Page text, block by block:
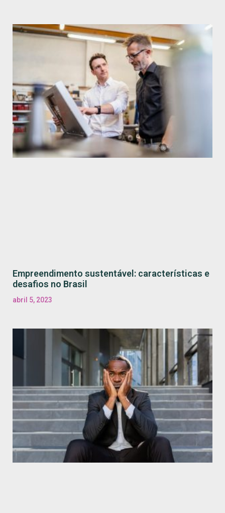
Empreendimento sustentável: características e
desafios no Brasil
abril 5, 2023